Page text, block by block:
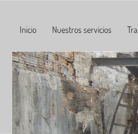
Inicio Nuestros servicios